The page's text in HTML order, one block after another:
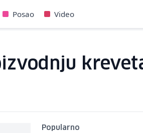
Posao Video
Popularno